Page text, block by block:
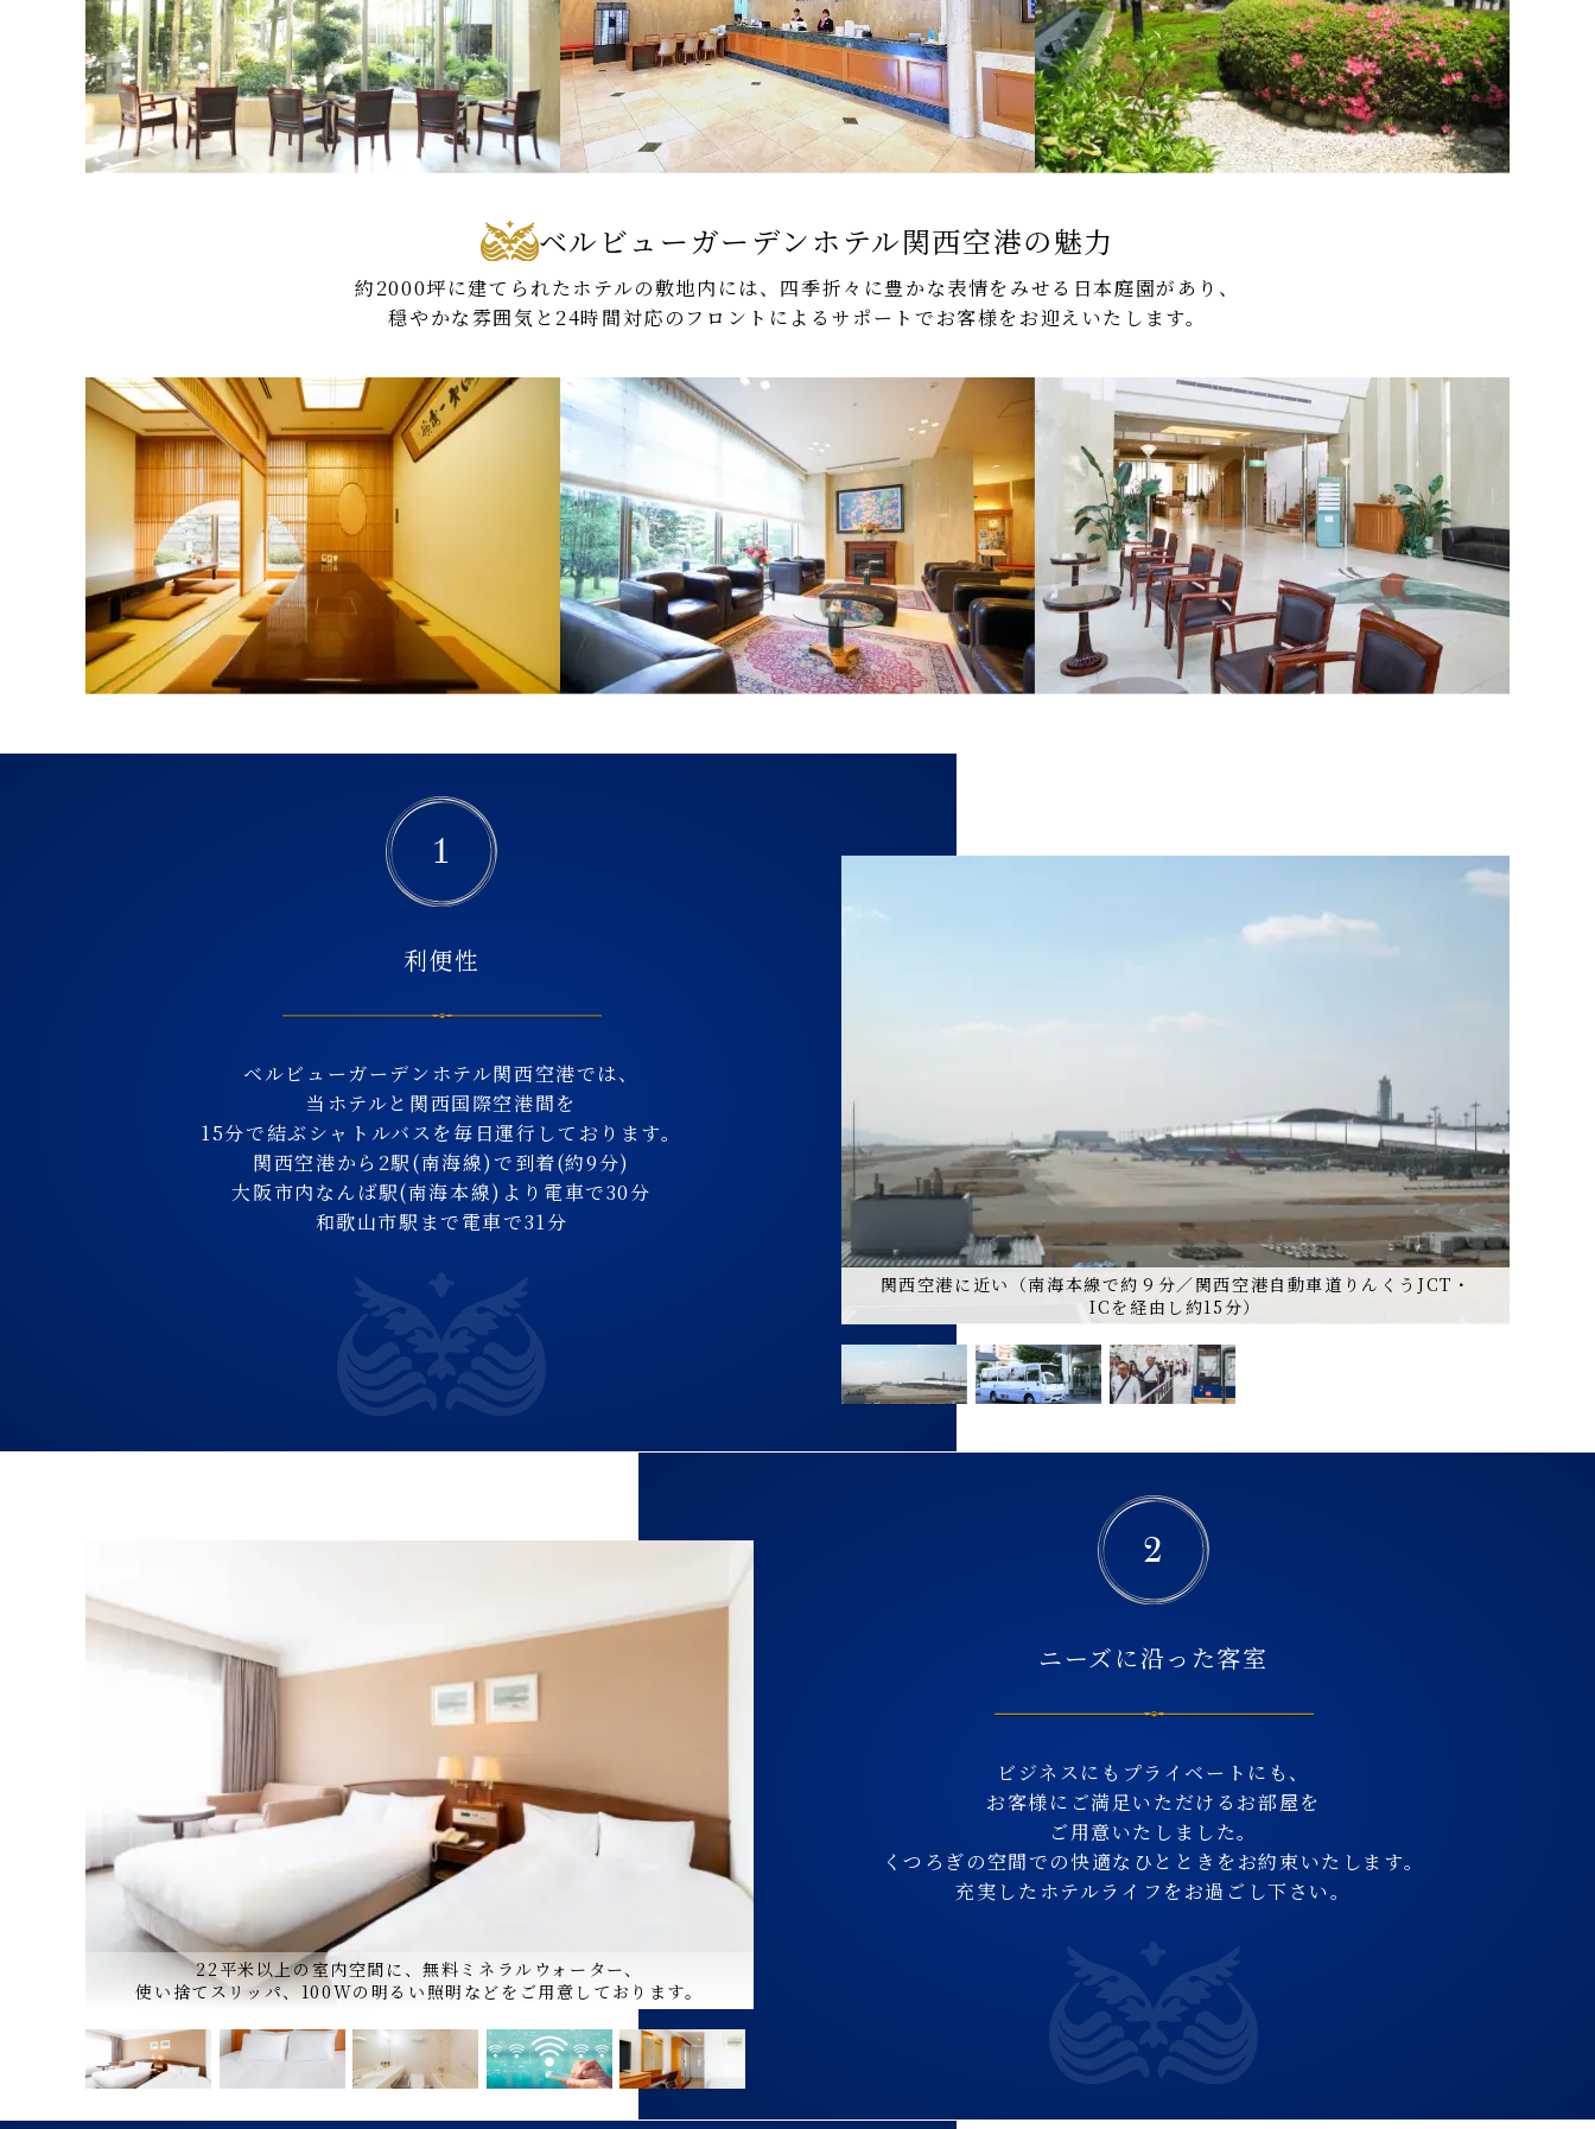
ベルビューガーデンホテル関西空港の魅力
約2000坪に建てられたホテルの敷地内には、四季折々に豊かな表情をみせる日本庭園があり、
穏やかな雰囲気と24時間対応のフロントによるサポートでお客様をお迎えいたします。
1
利便性
ベルビューガーデンホテル関西空港では、
当ホテルと 関西国際空港間を
15分で結ぶシャトルバスを毎日運行しております。
関西空港から2駅(南海線)で到着(約9分)
大阪市内なんば駅(南海本線)より電車で30分
和歌山市駅まで電車で31分
関西空港に近い（南海本線で約９分／関西空港自動車道りんくうJCT・
ICを経由し約15分）
22平米以上の室内空間に、無料ミネラルウォーター、
使い捨てスリッパ、100Wの明るい照明などをご用意しております。
2
ニーズに沿った客室
ビジネスにもプライベートにも、
お客様にご満足いただける お部屋を
ご用意いたしました。
くつろぎの空間での快適なひとときをお約束いたします。
充実したホテルライフをお過ごし下さい。